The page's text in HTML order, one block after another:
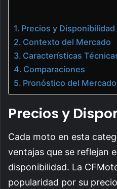
Precios y Disponibilidad
Contexto del Mercado
Características
Comparaciones
Pronóstico del
Precios y
Cada moto en esta
ventajas que se reflejan
disponibilidad. La
popularidad por su